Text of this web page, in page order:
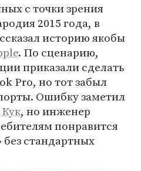
с точки зрения
2015 года, в
историю якобы
. По сценарию,
приказали сделать
Pro, но тот забыл
Ошибку заметил
, но инженер
понравится
стандартных